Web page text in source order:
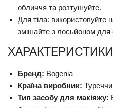
обличчя та розтушуйте.
Для тіла: використовуйте
змішайте з лосьйоном для
ХАРАКТЕРИСТИКИ
Бренд: Bogenia
Країна виробник:
Тип засобу для макіяжу: